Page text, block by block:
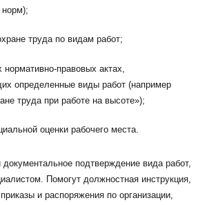
труда по видам работ;
нормативно-правовых актах,
определенные виды работ (например
труда при работе на высоте»);
оценки рабочего места.
подтверждение вида работ,
Помогут должностная инструкция,
и распоряжения по организации,